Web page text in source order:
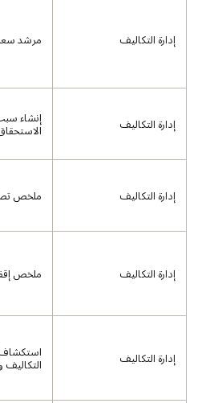
إدارة التكاليف مرشد
إدارة التكاليف
إنشاء
إدارة التكاليف ملخص
إدارة التكاليف ملخص
إدارة التكاليف
استكشاف
التكاليف